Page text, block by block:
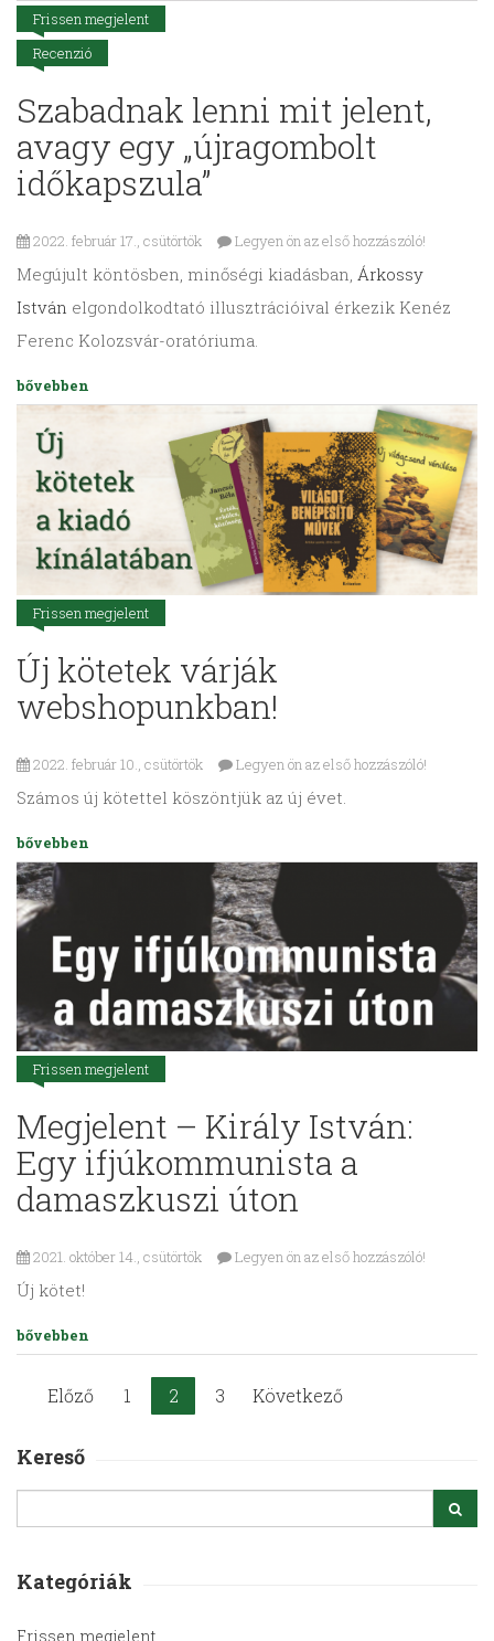
Frissen megjelent
Recenzió
Szabadnak lenni mit jelent,
avagy egy „újragombolt
időkapszula”
2022. február 17., csütörtök Legyen ön az első hozzászóló!
Megújult köntösben, minőségi kiadásban, Árkossy
István elgondolkodtató illusztrációival érkezik Kenéz
Ferenc Kolozsvár-oratóriuma.
bővebben
Frissen megjelent
Új kötetek várják
webshopunkban!
2022. február 10., csütörtök Legyen ön az első hozzászóló!
Számos új kötettel köszöntjük az új évet.
bővebben
Frissen megjelent
Megjelent – Király István:
Egy ifjúkommunista a
damaszkuszi úton
2021. október 14., csütörtök Legyen ön az első hozzászóló!
Új kötet!
bővebben
Előző 1 2 3 Következő
Kereső
Kategóriák
Frissen megjelent